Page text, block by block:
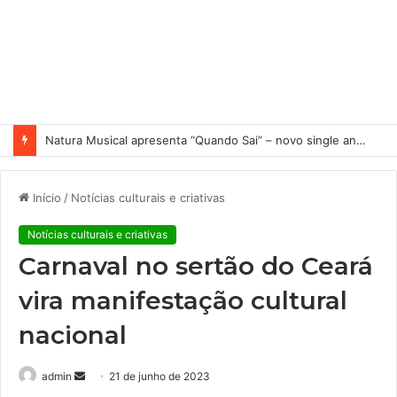
Natura Musical apresenta “Quando Sai” – novo single antecipa estreia do primeiro álbum solo de Elisa Maia
Início / Notícias culturais e criativas
Notícias culturais e criativas
Carnaval no sertão do Ceará
vira manifestação cultural
nacional
admin 21 de junho de 2023